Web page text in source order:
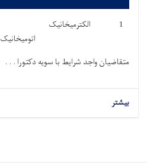
1
الکترمیخانیک
اتومیخانیک
متقاضیان واجد شرایط با سویه دکتورا . . .
بیشتر